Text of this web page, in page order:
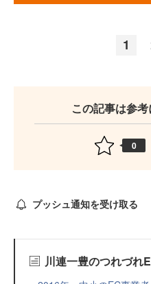
1
この記事は参
0
プッシュ通知を受け取る
川連一豊のつれづれ